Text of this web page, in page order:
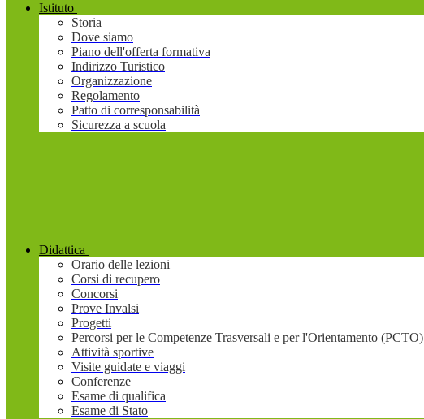
Istituto
Storia
Dove siamo
Piano dell'offerta formativa
Indirizzo Turistico
Organizzazione
Regolamento
Patto di corresponsabilità
Sicurezza a scuola
Didattica
Orario delle lezioni
Corsi di recupero
Concorsi
Prove Invalsi
Progetti
Percorsi per le Competenze Trasversali e per l'Orientamento (PCTO)
Attività sportive
Visite guidate e viaggi
Conferenze
Esame di qualifica
Esame di Stato